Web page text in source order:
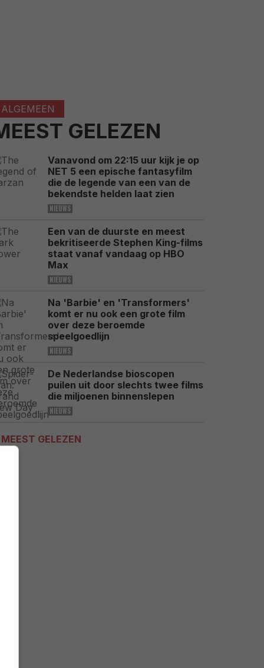
ALGEMEEN
GELEZEN
Vanavond om 22:15 uur kijk je op
NET 5 een epische fantasyfilm
die de legende van een van de
bekendste helden laat zien
NIEUWS
Een van de duurste en meest
bekritiseerde Stephen King-films
staat vanaf vandaag op HBO
Max
NIEUWS
Na 'Barbie' en 'Transformers'
komt er nu ook een grote film
over deze beroemde
speelgoedlijn
NIEUWS
De Nederlandse bioscopen
puilen uit door slechts twee films
die miljoenen binnenslepen
NIEUWS
MEEST GELEZEN